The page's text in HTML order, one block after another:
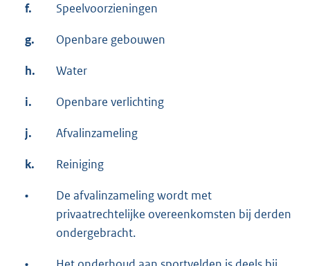
f. Speelvoorzieningen
g. Openbare gebouwen
h. Water
i. Openbare verlichting
j. Afvalinzameling
k. Reiniging
•
De afvalinzameling wordt met
privaatrechtelijke overeenkomsten bij derden
ondergebracht.